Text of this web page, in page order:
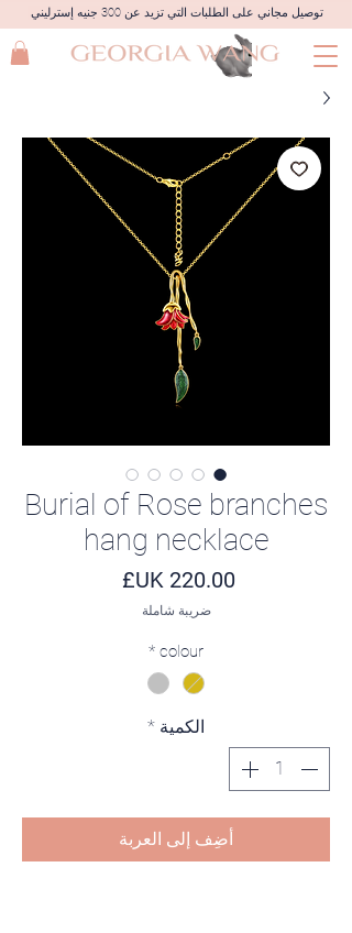
توصيل مجاني على الطلبات التي تزيد عن 300 جنيه إسترليني
Burial of Rose branches
hang necklace
السعر
ضريبة شاملة
colour
*
الكمية *
أضِف إلى العربة